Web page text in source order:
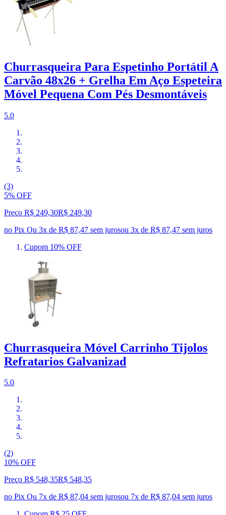
Churrasqueira Para Espetinho Portátil A
Carvão 48x26 + Grelha Em Aço Espeteira
Móvel Pequena Com Pés Desmontáveis
5.0
(3)
5% OFF
Preço R$ 249,30R$ 249,30
no Pix Ou 3x de R$ 87,47 sem jurosou 3x de R$ 87,47 sem juros
Cupom 10% OFF
Churrasqueira Móvel Carrinho Tijolos
Refratarios Galvanizad
5.0
(2)
10% OFF
Preço R$ 548,35R$ 548,35
no Pix Ou 7x de R$ 87,04 sem jurosou 7x de R$ 87,04 sem juros